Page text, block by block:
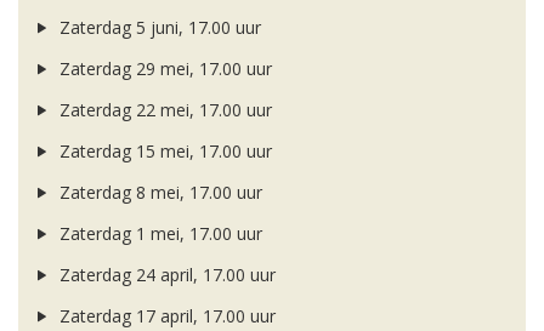
Zaterdag 5 juni, 17.00 uur
Zaterdag 29 mei, 17.00 uur
Zaterdag 22 mei, 17.00 uur
Zaterdag 15 mei, 17.00 uur
Zaterdag 8 mei, 17.00 uur
Zaterdag 1 mei, 17.00 uur
Zaterdag 24 april, 17.00 uur
Zaterdag 17 april, 17.00 uur